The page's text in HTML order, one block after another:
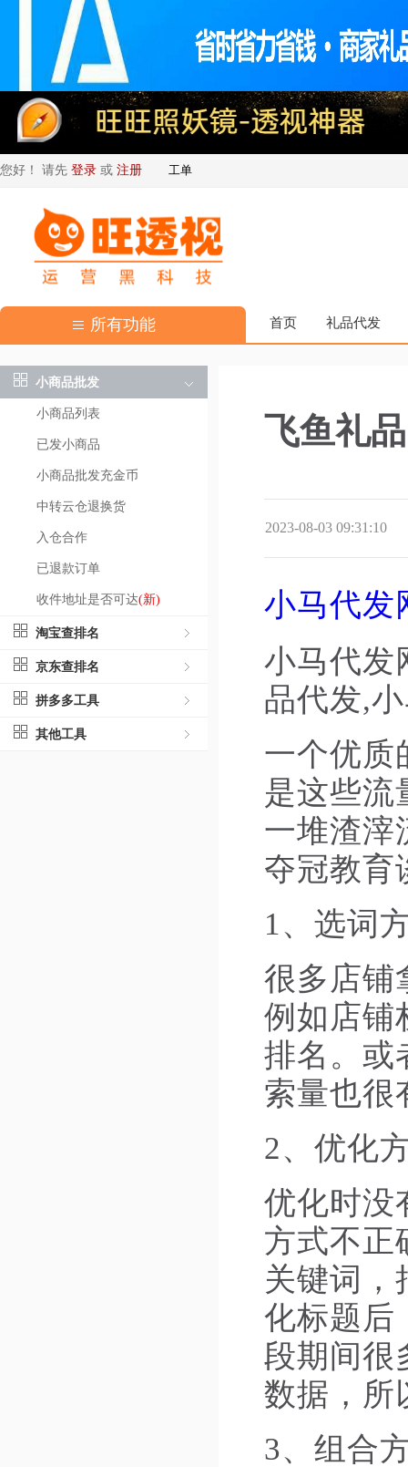
您好！ 请先 登录 或 注册 工单
所有功能 首页 礼品代发
小商品批发
小商品列表
已发小商品
小商品批发充金币
中转云仓退换货
入仓合作
已退款订单
收件地址是否可达(新)
淘宝查排名
京东查排名
拼多多工具
其他工具
飞鱼礼
2023-08-03 09:31:10
小马代发
小马代发
品代发,
一个优质
是这些流
一堆渣滓
夺冠教育
1、选词
很多店铺
例如店铺
排名。或
索量也很
2、优化
优化时没
方式不正
关键词，
化标题后
段期间很
数据，所
3、组合